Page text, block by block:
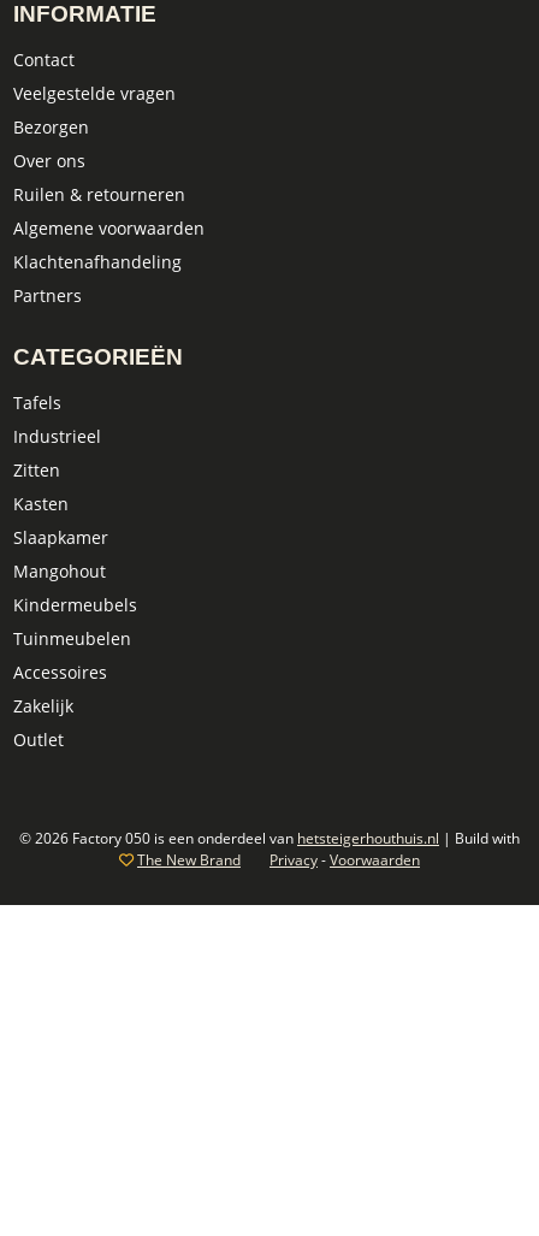
INFORMATIE
Contact
Veelgestelde vragen
Bezorgen
Over ons
Ruilen & retourneren
Algemene voorwaarden
Klachtenafhandeling
Partners
CATEGORIEËN
Tafels
Industrieel
Zitten
Kasten
Slaapkamer
Mangohout
Kindermeubels
Tuinmeubelen
Accessoires
Zakelijk
Outlet
© 2026 Factory 050 is een onderdeel van hetsteigerhouthuis.nl | Build with
The New Brand
Privacy-Voorwaarden